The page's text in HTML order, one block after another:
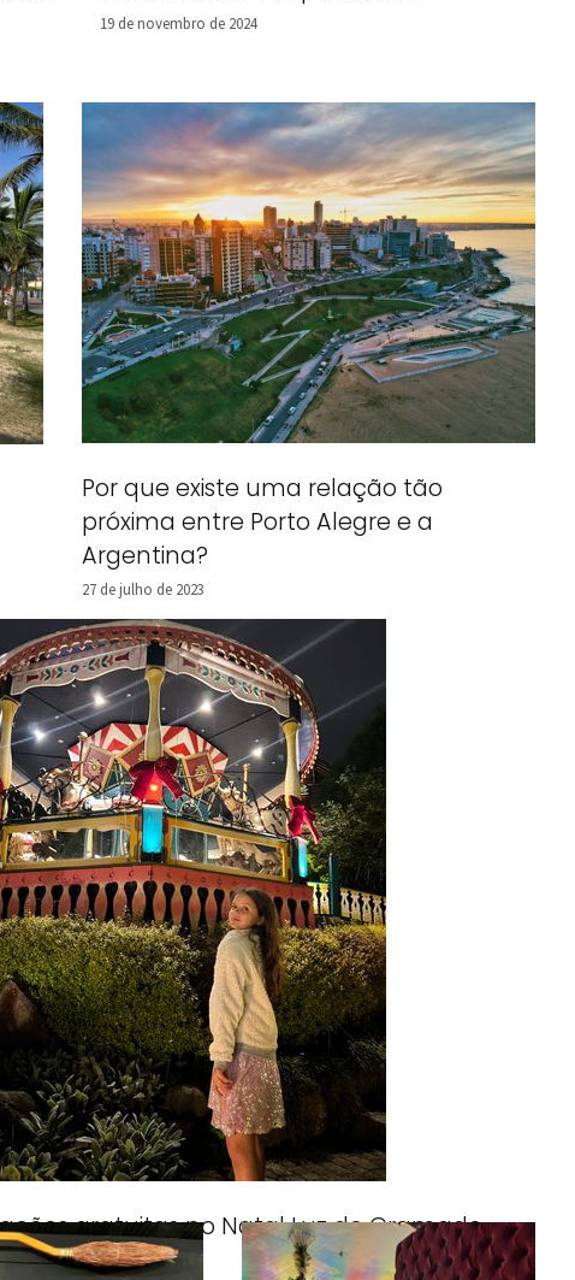
19 de novembro de 2024
Por que existe uma relação tão
próxima entre Porto Alegre e a
Argentina?
27 de julho de 2023
gratuitas no Natal Luz de Gramado
dezembro de 2022